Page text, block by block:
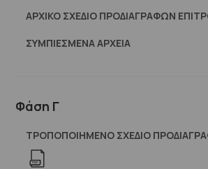
ΑΡΧΙΚΟ ΣΧΕΔΙΟ ΠΡΟΔΙΑΓΡΑΦΩΝ
ΣΥΜΠΙΕΣΜΈΝΑ ΑΡΧΕΊΑ
Φάση Γ
ΤΡΟΠΟΠΟΙΗΜΕΝΟ ΣΧΕΔΙΟ